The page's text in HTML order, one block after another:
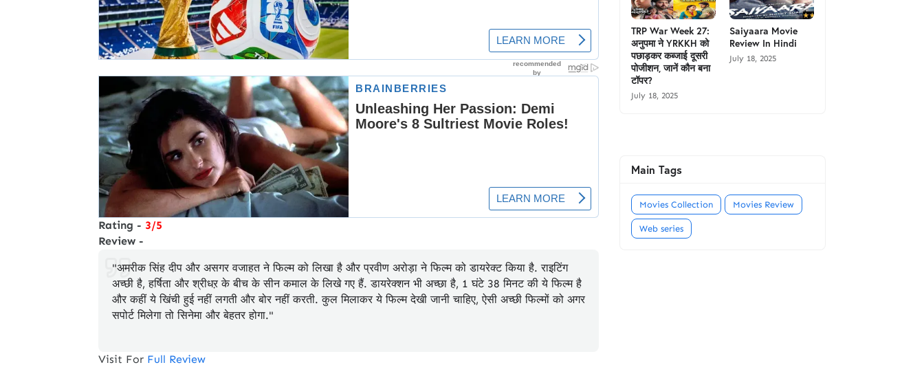
Rating - 3/5
Review -
"अमरीक सिंह दीप और असगर वजाहत ने फिल्म को लिखा है और प्रवीण अरोड़ा ने फिल्म को डायरेक्ट किया है. राइटिंग
अच्छी है, हर्षिता और श्रीधऱ के बीच के सीन कमाल के लिखे गए हैं. डायरेक्शन भी अच्छा है, 1 घंटे 38 मिनट की ये फिल्म है
और कहीं ये खिंची हुई नहीं लगती और बोर नहीं करती. कुल मिलाकर ये फिल्म देखी जानी चाहिए, ऐसी अच्छी फिल्मों को अगर
सपोर्ट मिलेगा तो सिनेमा और बेहतर होगा."
Visit For Full Review
TRP War Week 27:
अनुपमा ने YRKKH को
पछाड़कर कब्जाई दूसरी
पोजीशन, जानें कौन बना
टॉपर?
July 18, 2025
Saiyaara Movie
Review In Hindi
July 18, 2025
Main Tags
Movies Collection Movies Review
Web series